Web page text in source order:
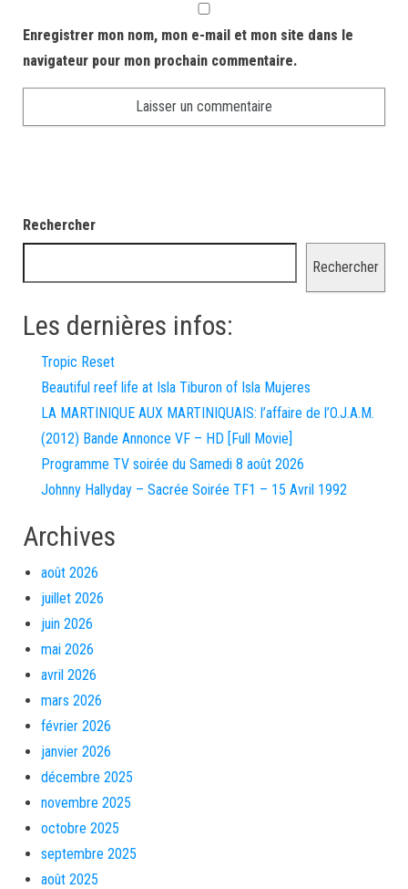
Enregistrer mon nom, mon e-mail et mon site dans le
navigateur pour mon prochain commentaire.
Rechercher
Rechercher
Les dernières infos:
Tropic Reset
Beautiful reef life at Isla Tiburon of Isla Mujeres
LA MARTINIQUE AUX MARTINIQUAIS: l’affaire de l’O.J.A.M.
(2012) Bande Annonce VF – HD [Full Movie]
Programme TV soirée du Samedi 8 août 2026
Johnny Hallyday – Sacrée Soirée TF1 – 15 Avril 1992
Archives
août 2026
juillet 2026
juin 2026
mai 2026
avril 2026
mars 2026
février 2026
janvier 2026
décembre 2025
novembre 2025
octobre 2025
septembre 2025
août 2025